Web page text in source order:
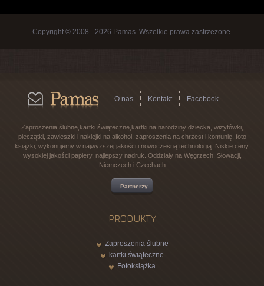
Copyright © 2008 - 2026 Pamas. Wszelkie prawa zastrzeżone.
O nas Kontakt Facebook
Zaproszenia ślubne,kartki świąteczne,kartki na narodziny dziecka, wizytówki,
pieczątki, zawieszki i naklejki na alkohol, zaproszenia na chrzest i komunię, foto
książki, wykonujemy w najwyższej jakości i nowoczesną technologią. Niskie ceny,
wysokiej jakości papiery, najlepszy nadruk. Oddziały na Węgrzech, Słowacji,
Niemczech i Czechach
Partnerzy
PRODUKTY
Zaproszenia ślubne
kartki świąteczne
Fotoksiążka